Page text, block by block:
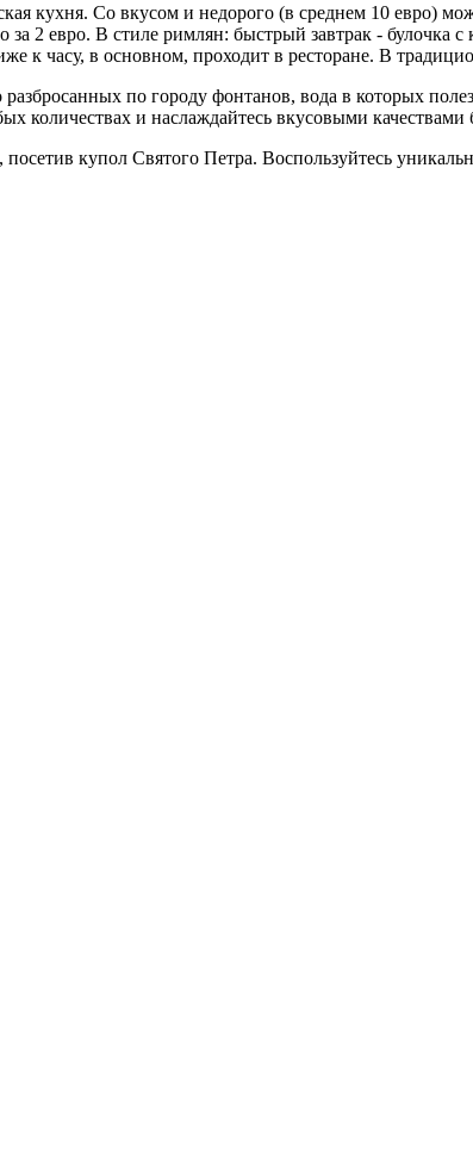
кухня. Со вкусом и недорого (в среднем 10 евро)
за 2 евро. В стиле римлян: быстрый завтрак -
к часу, в основном, проходит в ресторане. В
по городу фонтанов, вода в которых
количествах и наслаждайтесь вкусовыми качествами
купол Святого Петра. Воспользуйтесь